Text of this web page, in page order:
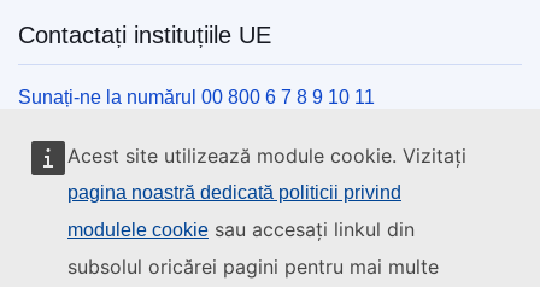
Acest site utilizează module cookie. Vizitați
pagina noastră dedicată politicii privind
modulele cookie sau accesați linkul din
subsolul oricărei pagini pentru mai multe
Contactați instituțiile UE
Sunați-ne la numărul 00 800 6 7 8 9 10 11
Utilizați alte opțiuni telefonice
Scrieți-ne completând formularul de contact